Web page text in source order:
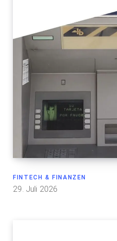
FINTECH & FINANZEN
29. Juli 2026